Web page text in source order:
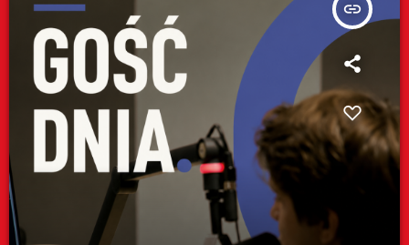
insert_link